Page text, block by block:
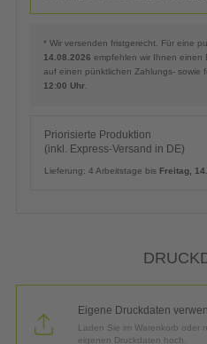
* Wir versenden fristgerecht. Für eine
14.08.2026 empfehlen wir Ihnen einen
auf einen pünktlichen Zahlungs- sowie
12:00 Uhr
Priorisierte Produktion
(inkl. Express-Versand in DE)
Lieferung: 4 Arbeitstage bis Freitag,
Eigene Druckdaten
Laden Sie im Warenkorb oder
eigenen Druckdaten hoch.